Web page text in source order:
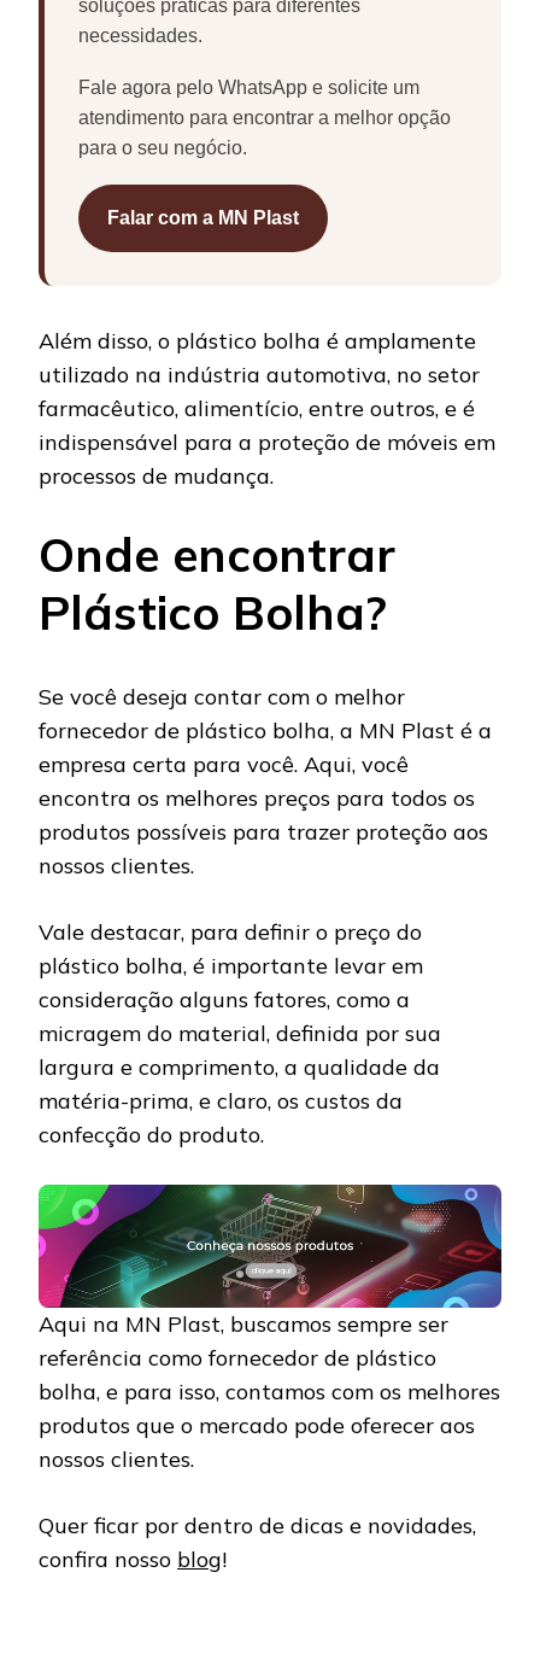
soluções práticas para diferentes
necessidades.
Fale agora pelo WhatsApp e solicite um
atendimento para encontrar a melhor opção
para o seu negócio.
Falar com a MN Plast
Além disso, o plástico bolha é amplamente
utilizado na indústria automotiva, no setor
farmacêutico, alimentício, entre outros, e é
indispensável para a proteção de móveis em
processos de mudança.
Onde encontrar
Plástico Bolha?
Se você deseja contar com o melhor
fornecedor de plástico bolha, a MN Plast é a
empresa certa para você. Aqui, você
encontra os melhores preços para todos os
produtos possíveis para trazer proteção aos
nossos clientes.
Vale destacar, para definir o preço do
plástico bolha, é importante levar em
consideração alguns fatores, como a
micragem do material, definida por sua
largura e comprimento, a qualidade da
matéria-prima, e claro, os custos da
confecção do produto.
Aqui na MN Plast, buscamos sempre ser
referência como fornecedor de plástico
bolha, e para isso, contamos com os melhores
produtos que o mercado pode oferecer aos
nossos clientes.
Quer ficar por dentro de dicas e novidades,
confira nosso blog!